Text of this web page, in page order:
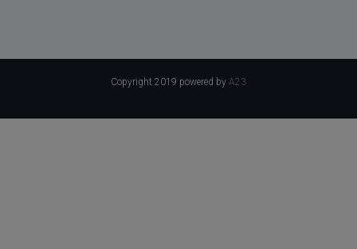
Copyright 2019 powered by A23